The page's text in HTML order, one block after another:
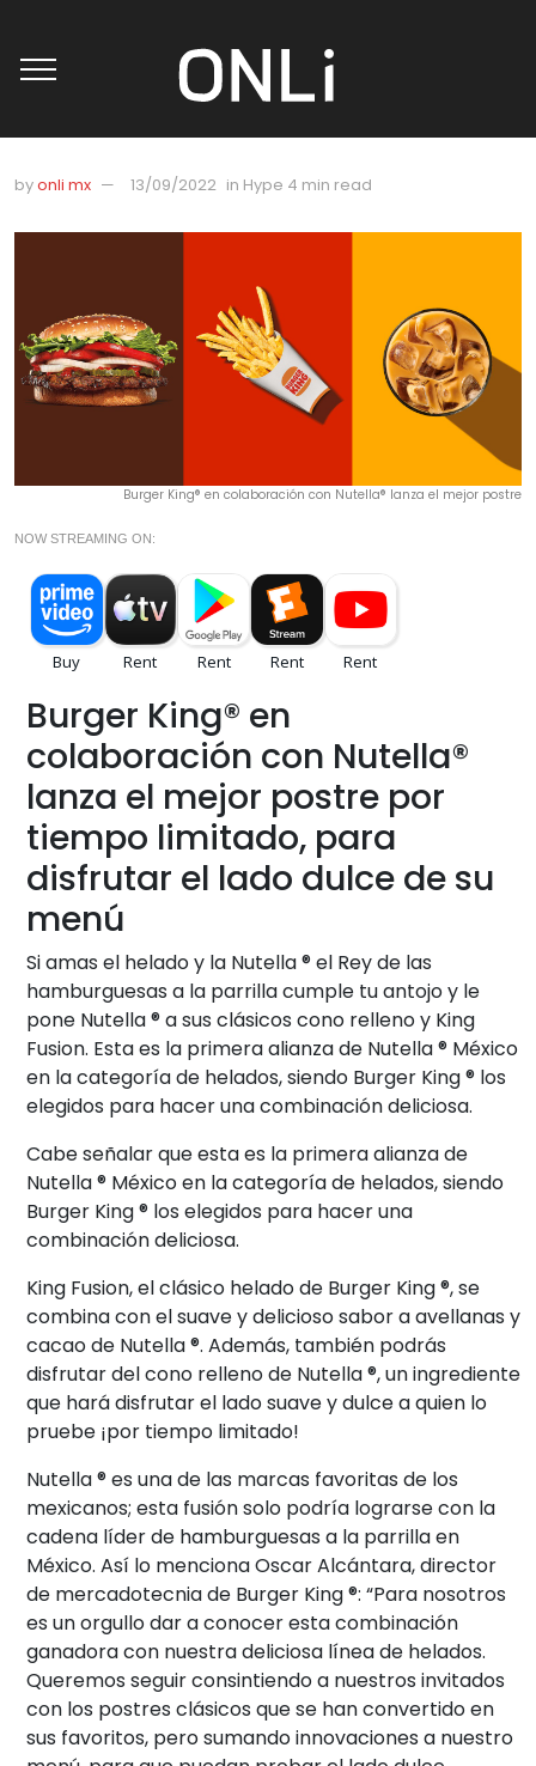
byonli mx 13/09/2022 in Hype 4 min read
Burger King® en colaboración con Nutella® lanza el mejor postre
NOW STREAMING ON:
Burger King® en
colaboración con Nutella®
lanza el mejor postre por
tiempo limitado, para
disfrutar el lado dulce de su
menú
Si amas el helado y la Nutella ® el Rey de las
hamburguesas a la parrilla cumple tu antojo y le
pone Nutella ® a sus clásicos cono relleno y King
Fusion. Esta es la primera alianza de Nutella ® México
en la categoría de helados, siendo Burger King ® los
elegidos para hacer una combinación deliciosa.
Cabe señalar que esta es la primera alianza de
Nutella ® México en la categoría de helados, siendo
Burger King ® los elegidos para hacer una
combinación deliciosa.
King Fusion, el clásico helado de Burger King ®, se
combina con el suave y delicioso sabor a avellanas y
cacao de Nutella ®. Además, también podrás
disfrutar del cono relleno de Nutella ®, un ingrediente
que hará disfrutar el lado suave y dulce a quien lo
pruebe ¡por tiempo limitado!
Nutella ® es una de las marcas favoritas de los
mexicanos; esta fusión solo podría lograrse con la
cadena líder de hamburguesas a la parrilla en
México. Así lo menciona Oscar Alcántara, director
de mercadotecnia de Burger King ®: “Para nosotros
es un orgullo dar a conocer esta combinación
ganadora con nuestra deliciosa línea de helados.
Queremos seguir consintiendo a nuestros invitados
con los postres clásicos que se han convertido en
sus favoritos, pero sumando innovaciones a nuestro